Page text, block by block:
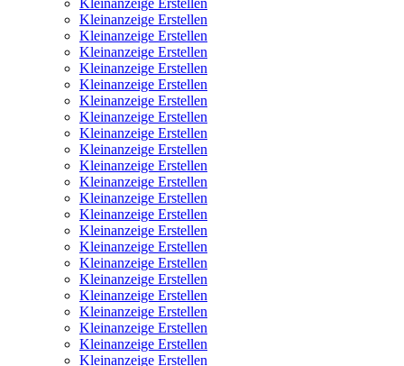
Kleinanzeige Erstellen
Kleinanzeige Erstellen
Kleinanzeige Erstellen
Kleinanzeige Erstellen
Kleinanzeige Erstellen
Kleinanzeige Erstellen
Kleinanzeige Erstellen
Kleinanzeige Erstellen
Kleinanzeige Erstellen
Kleinanzeige Erstellen
Kleinanzeige Erstellen
Kleinanzeige Erstellen
Kleinanzeige Erstellen
Kleinanzeige Erstellen
Kleinanzeige Erstellen
Kleinanzeige Erstellen
Kleinanzeige Erstellen
Kleinanzeige Erstellen
Kleinanzeige Erstellen
Kleinanzeige Erstellen
Kleinanzeige Erstellen
Kleinanzeige Erstellen